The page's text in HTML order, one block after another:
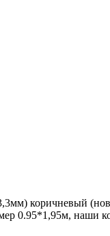
коричневый
0.95*1,95м, наши